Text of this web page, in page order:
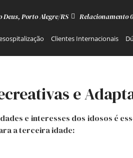
Porto Alegre/RS Relacionamento
Clientes Internacionais
e
e interesses dos idosos é
a terceira idade: